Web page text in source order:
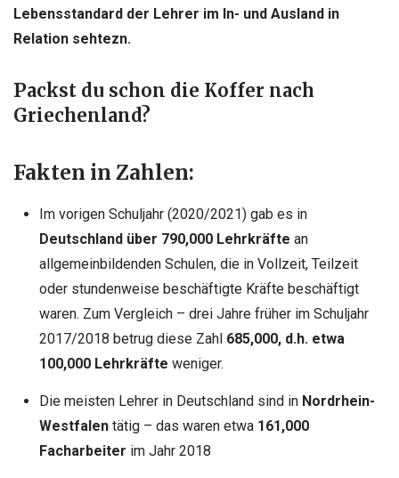
Lebensstandard der Lehrer im In- und Ausland in
Relation sehtezn.
Packst du schon die Koffer nach
Griechenland?
Fakten in Zahlen:
Im vorigen Schuljahr (2020/2021) gab es in
Deutschland über 790,000 Lehrkräfte an
allgemeinbildenden Schulen, die in Vollzeit, Teilzeit
oder stundenweise beschäftigte Kräfte beschäftigt
waren. Zum Vergleich – drei Jahre früher im Schuljahr
2017/2018 betrug diese Zahl 685,000, d.h. etwa
100,000 Lehrkräfte weniger.
Die meisten Lehrer in Deutschland sind in Nordrhein-
Westfalentätig – das waren etwa 161,000
Facharbeiter im Jahr 2018